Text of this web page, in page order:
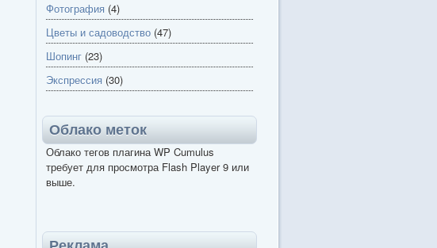
Фотография (4)
Цветы и садоводство (47)
Шопинг (23)
Экспрессия (30)
Облако меток
Облако тегов плагина WP Cumulus
требует для просмотра Flash Player 9 или
выше.